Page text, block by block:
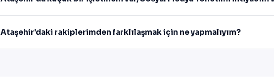
Ataşehir'daki rakiplerimden farklılaşmak için ne yapmalıyım?